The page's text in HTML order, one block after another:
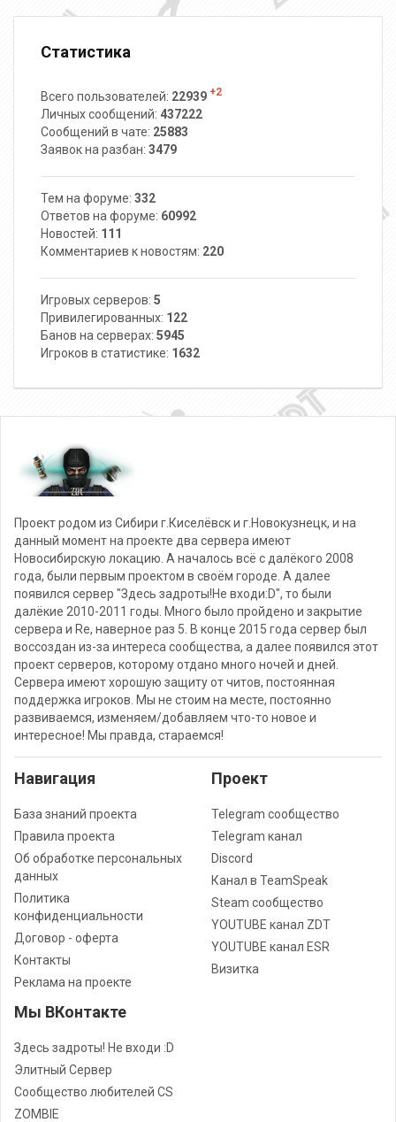
Статистика
Всего пользователей: 22939 +2
Личных сообщений: 437222
Сообщений в чате: 25883
Заявок на разбан: 3479
Тем на форуме: 332
Ответов на форуме: 60992
Новостей: 111
Комментариев к новостям: 220
Игровых серверов: 5
Привилегированных: 122
Банов на серверах: 5945
Игроков в статистике: 1632
Проект родом из Сибири г.Киселёвск и г.Новокузнецк, и на
данный момент на проекте два сервера имеют
Новосибирскую локацию. А началось всё с далёкого 2008
года, были первым проектом в своём городе. А далее
появился сервер "Здесь задроты!Не входи:D", то были
далёкие 2010-2011 годы. Много было пройдено и закрытие
сервера и Re, наверное раз 5. В конце 2015 года сервер был
воссоздан из-за интереса сообщества, а далее появился этот
проект серверов, которому отдано много ночей и дней.
Сервера имеют хорошую защиту от читов, постоянная
поддержка игроков. Мы не стоим на месте, постоянно
развиваемся, изменяем/добавляем что-то новое и
интересное! Мы правда, стараемся!
Навигация
База знаний проекта
Правила проекта
Об обработке персональных
данных
Политика
конфиденциальности
Договор - оферта
Контакты
Реклама на проекте
Проект
Telegram сообщество
Telegram канал
Discord
Канал в TeamSpeak
Steam сообщество
YOUTUBE канал ZDT
YOUTUBE канал ESR
Визитка
Мы ВКонтакте
Здесь задроты! Не входи :D
Элитный Сервер
Сообщество любителей CS
ZOMBIE